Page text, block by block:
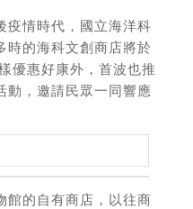
疫情時代，國立海洋科
時的海科文創商店將於
優惠好康外，首波也推
動，邀請民眾一同響應
館的自有商店，以往商